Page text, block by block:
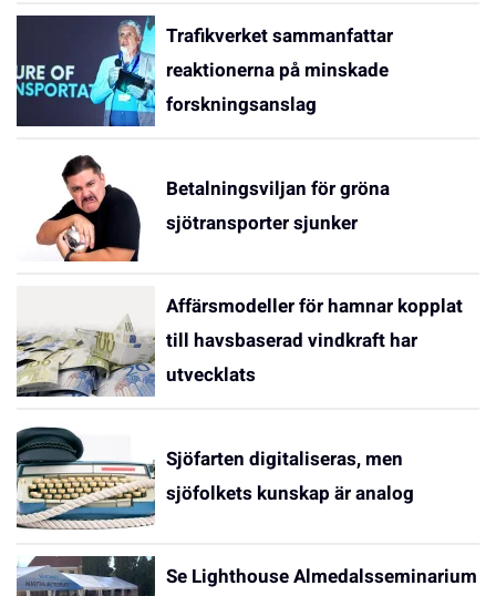
Trafikverket sammanfattar
reaktionerna på minskade
forskningsanslag
Betalningsviljan för gröna
sjötransporter sjunker
Affärsmodeller för hamnar kopplat
till havsbaserad vindkraft har
utvecklats
Sjöfarten digitaliseras, men
sjöfolkets kunskap är analog
Se Lighthouse Almedalsseminarium